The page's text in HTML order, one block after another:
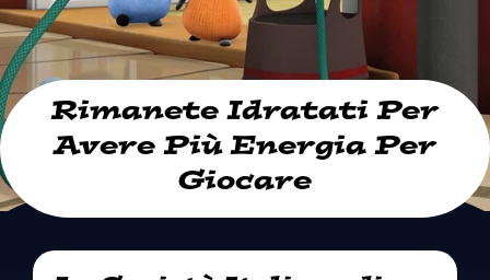
Rimanete Idratati Per
Avere Più Energia Per
Giocare